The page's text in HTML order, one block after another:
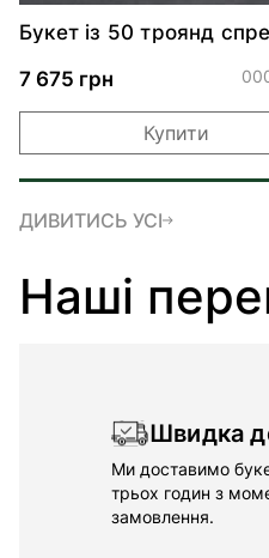
Букет із 50 троянд
7 675 грн
Купити
ДИВИТИСЬ УСІ
Наші
Швидка
Ми доставимо
трьох годин з
замовлення.